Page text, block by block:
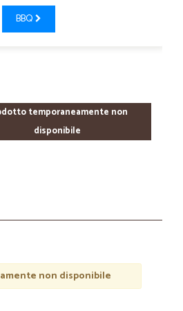
BBQ
temporaneamente non
disponibile
non disponibile